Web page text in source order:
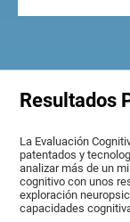
Resultados
La Evaluación
patentados y
analizar más de un
cognitivo con unos
exploración
capacidades